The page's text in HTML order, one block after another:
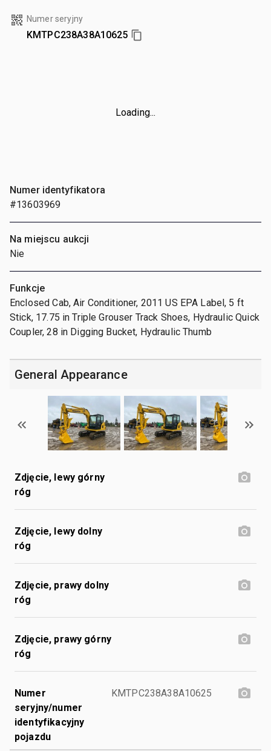
Numer seryjny
KMTPC238A38A10625
Loading...
Numer identyfikatora
#13603969
Na miejscu aukcji
Nie
Funkcje
Enclosed Cab, Air Conditioner, 2011 US EPA Label, 5 ft
Stick, 17.75 in Triple Grouser Track Shoes, Hydraulic Quick
Coupler, 28 in Digging Bucket, Hydraulic Thumb
General Appearance
Zdjęcie, lewy górny
róg
Zdjęcie, lewy dolny
róg
Zdjęcie, prawy dolny
róg
Zdjęcie, prawy górny
róg
Numer
seryjny/numer
identyfikacyjny
pojazdu
KMTPC238A38A10625